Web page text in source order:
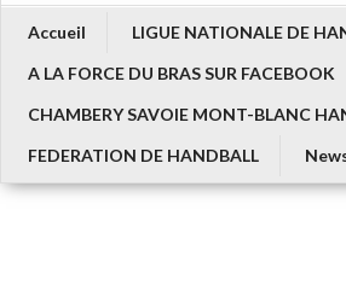
Accueil
LIGUE NATIONALE DE
A LA FORCE DU BRAS SUR FACEBOOK
CHAMBERY SAVOIE MONT-BLANC
FEDERATION DE HANDBALL